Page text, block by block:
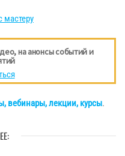
мастеру
на анонсы событий и
вебинары, лекции, курсы.